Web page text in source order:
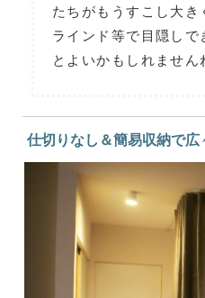
たちがもうすこし大き
ラインド等で目隠しで
とよいかもしれません
仕切りなし＆簡易収納で広